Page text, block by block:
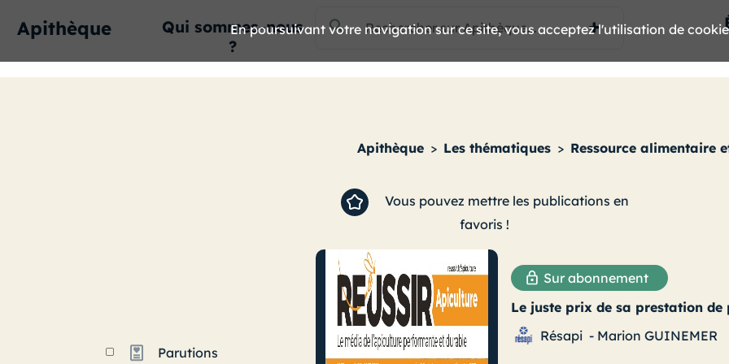
Apithèque
Qui sommes-nous
?
Parutions
Apithèque > Les thématiques > Ressource alimentaire
Vous pouvez mettre les publications en
favoris !
Sur abonnement
Le juste prix de sa prestation
Résapi - Marion GUINEMER
En poursuivant votre navigation sur ce site, vous acceptez l'utilisation de